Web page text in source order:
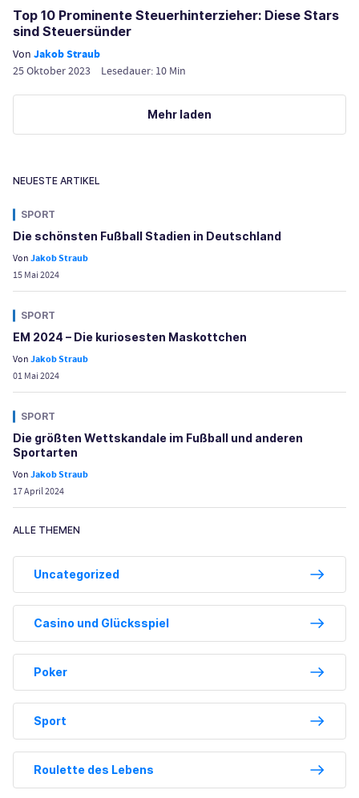
Top 10 Prominente Steuerhinterzieher: Diese Stars
sind Steuersünder
Von Jakob Straub
25 Oktober 2023 Lesedauer: 10 Min
Mehr laden
NEUESTE ARTIKEL
SPORT
Die schönsten Fußball Stadien in Deutschland
VonJakob Straub
15 Mai 2024
SPORT
EM 2024 – Die kuriosesten Maskottchen
VonJakob Straub
01 Mai 2024
SPORT
Die größten Wettskandale im Fußball und anderen
Sportarten
VonJakob Straub
17 April 2024
ALLE THEMEN
Uncategorized
Casino und Glücksspiel
Poker
Sport
Roulette des Lebens